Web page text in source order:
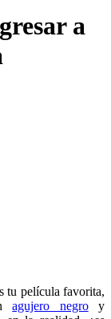
a
tu película favorita,
agujero negroy